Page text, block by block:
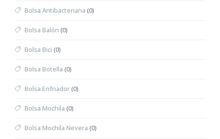
Bolsa Antibacteriana (0)
Bolsa Balón (0)
Bolsa Bici (0)
Bolsa Botella (0)
Bolsa Enfriador(0)
Bolsa Mochila (0)
Bolsa Mochila Nevera (0)